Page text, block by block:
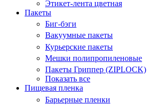
Этикет-лента цветная
Пакеты
Биг-бэги
Вакуумные пакеты
Курьерские пакеты
Мешки полипропиленовые
Пакеты Гриппер (ZIPLOCK)
Показать все
Пищевая пленка
Барьерные пленки